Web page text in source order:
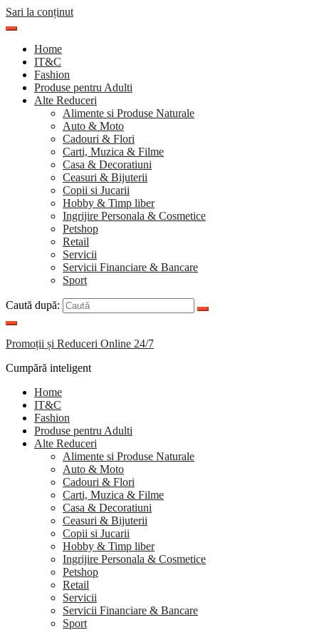
Sari la conținut
Home
IT&C
Fashion
Produse pentru Adulti
Alte Reduceri
Alimente si Produse Naturale
Auto & Moto
Cadouri & Flori
Carti, Muzica & Filme
Casa & Decoratiuni
Ceasuri & Bijuterii
Copii si Jucarii
Hobby & Timp liber
Ingrijire Personala & Cosmetice
Petshop
Retail
Servicii
Servicii Financiare & Bancare
Sport
Caută după:
Promoții și Reduceri Online 24/7
Cumpără inteligent
Home
IT&C
Fashion
Produse pentru Adulti
Alte Reduceri
Alimente si Produse Naturale
Auto & Moto
Cadouri & Flori
Carti, Muzica & Filme
Casa & Decoratiuni
Ceasuri & Bijuterii
Copii si Jucarii
Hobby & Timp liber
Ingrijire Personala & Cosmetice
Petshop
Retail
Servicii
Servicii Financiare & Bancare
Sport